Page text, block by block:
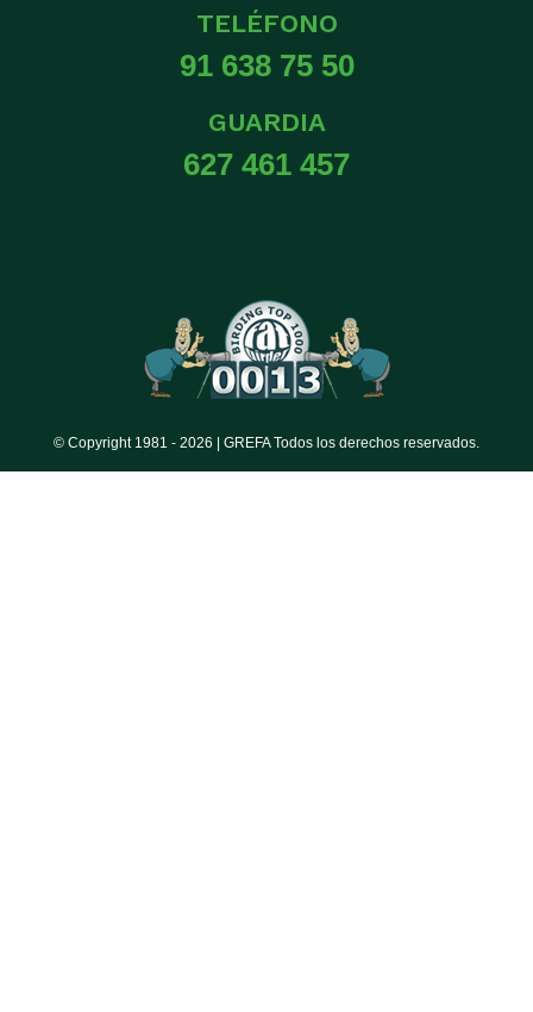
TELÉFONO
91 638 75 50
GUARDIA
627 461 457
© Copyright 1981 - 2026 | GREFA Todos los derechos reservados.